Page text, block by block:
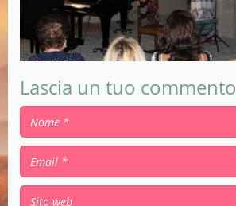
Lascia un tuo commento